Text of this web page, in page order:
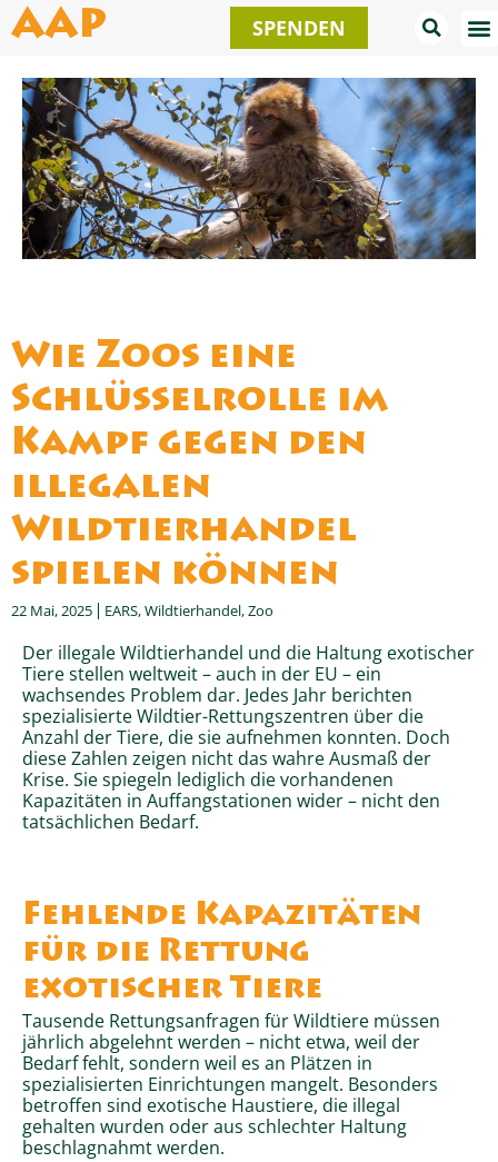
Zum
Inhalt
AAP SPENDEN
Wie Zoos eine
Schlüsselrolle im
Kampf gegen den
illegalen
Wildtierhandel
spielen können
22 Mai, 2025 EARS,Wildtierhandel,Zoo
Der illegale Wildtierhandel und die Haltung exotischer
Tiere stellen weltweit – auch in der EU – ein
wachsendes Problem dar. Jedes Jahr berichten
spezialisierte Wildtier-Rettungszentren über die
Anzahl der Tiere, die sie aufnehmen konnten. Doch
diese Zahlen zeigen nicht das wahre Ausmaß der
Krise. Sie spiegeln lediglich die vorhandenen
Kapazitäten in Auffangstationen wider – nicht den
tatsächlichen Bedarf.
Fehlende Kapazitäten
für die Rettung
exotischer Tiere
Tausende Rettungsanfragen für Wildtiere müssen
jährlich abgelehnt werden – nicht etwa, weil der
Bedarf fehlt, sondern weil es an Plätzen in
spezialisierten Einrichtungen mangelt. Besonders
betroffen sind exotische Haustiere, die illegal
gehalten wurden oder aus schlechter Haltung
beschlagnahmt werden.